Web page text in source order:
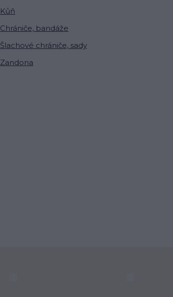
Kůň
Chrániče, bandáže
Šlachové chrániče, sady
Zandona